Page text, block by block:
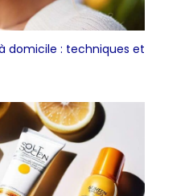
domicile : techniques et